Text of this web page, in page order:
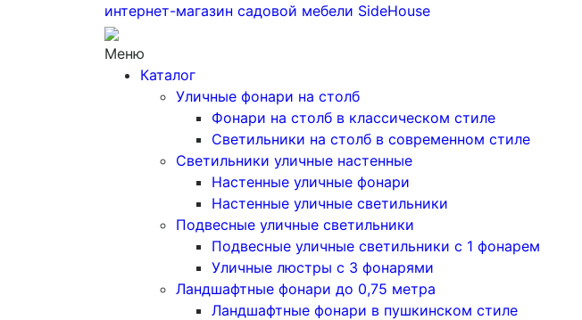
интернет-магазин садовой мебели SideHouse
Меню
Каталог
Уличные фонари на столб
Фонари на столб в классическом стиле
Светильники на столб в современном стиле
Светильники уличные настенные
Настенные уличные фонари
Настенные уличные светильники
Подвесные уличные светильники
Подвесные уличные светильники с 1 фонарем
Уличные люстры с 3 фонарями
Ландшафтные фонари до 0,75 метра
Ландшафтные фонари в пушкинском стиле